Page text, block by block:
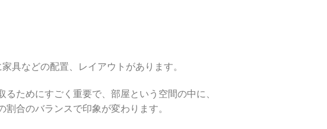
具などの配置、レイアウトがあります。
るためにすごく重要で、部屋という空間の中に、
割合のバランスで印象が変わります。